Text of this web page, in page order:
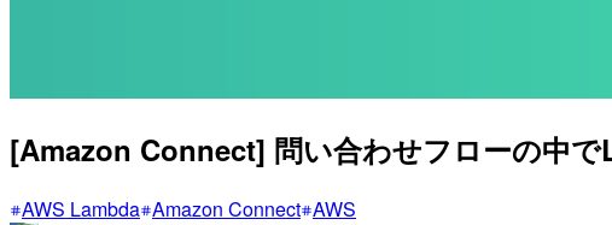
[Amazon Connect] 問い合わせフローの中で
AWS Lambda Amazon Connect AWS